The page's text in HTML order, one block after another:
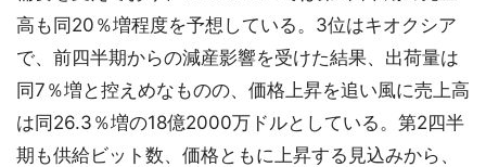
高も同20％増程度を予想している。3位はキオクシア
で、前四半期からの減産影響を受けた結果、出荷量は
同7％増と控えめなものの、価格上昇を追い風に売上高
は同26.3％増の18億2000万ドルとしている。第2四半
期も供給ビット数、価格ともに上昇する見込みから、